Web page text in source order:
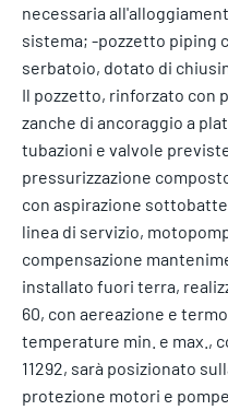
necessaria
sistema; -pozzetto piping
serbatoio, dotato di
Il pozzetto, rinforzato con
zanche di ancoraggio a
tubazioni e valvole
pressurizzazione
con aspirazione
linea di servizio,
compensazione
installato fuori terra,
60, con aereazione e
temperature min. e max.,
11292, sarà posizionato
protezione motori e